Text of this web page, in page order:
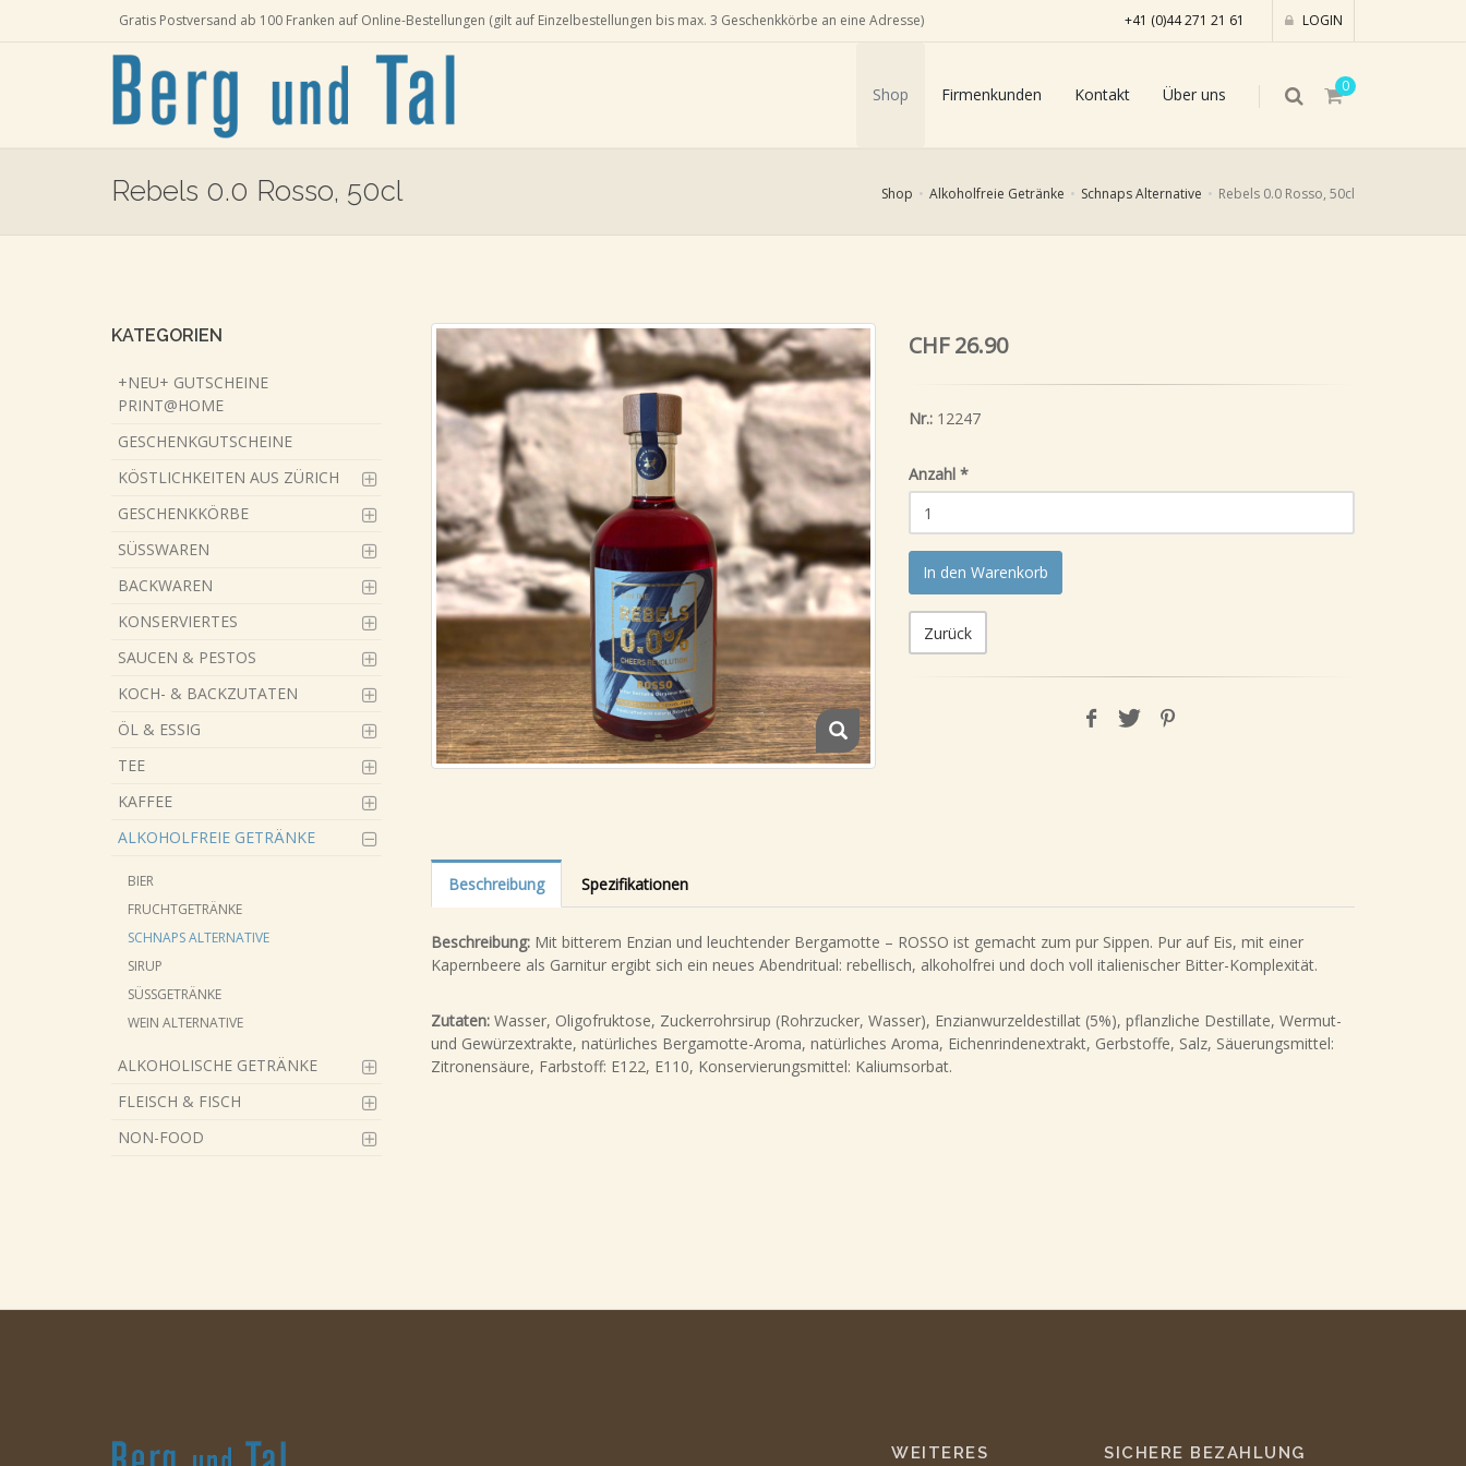
+41 (0)44 271 21 61 LOGIN
Gratis Postversand ab 100 Franken auf Online-Bestellungen (gilt auf Einzelbestellungen bis max. 3 Geschenkkörbe an eine Adresse)
0
Shop Firmenkunden Kontakt Über uns
Rebels 0.0 Rosso, 50cl Shop Alkoholfreie Getränke Schnaps Alternative Rebels 0.0 Rosso, 50cl
KATEGORIEN
+NEU+ GUTSCHEINE
PRINT@HOME
GESCHENKGUTSCHEINE
KÖSTLICHKEITEN AUS ZÜRICH
GESCHENKKÖRBE
SÜSSWAREN
BACKWAREN
KONSERVIERTES
SAUCEN & PESTOS
KOCH- & BACKZUTATEN
ÖL & ESSIG
TEE
KAFFEE
ALKOHOLFREIE GETRÄNKE
BIER
FRUCHTGETRÄNKE
SCHNAPS ALTERNATIVE
SIRUP
SÜSSGETRÄNKE
WEIN ALTERNATIVE
ALKOHOLISCHE GETRÄNKE
FLEISCH & FISCH
NON-FOOD
CHF 26.90
Nr.: 12247
Anzahl *
In den Warenkorb
Zurück
Beschreibung Spezifikationen
Beschreibung: Mit bitterem Enzian und leuchtender Bergamotte – ROSSO ist gemacht zum pur Sippen. Pur auf Eis, mit einer
Kapernbeere als Garnitur ergibt sich ein neues Abendritual: rebellisch, alkoholfrei und doch voll italienischer Bitter-Komplexität.
Zutaten: Wasser, Oligofruktose, Zuckerrohrsirup (Rohrzucker, Wasser), Enzianwurzeldestillat (5%), pflanzliche Destillate, Wermut-
und Gewürzextrakte, natürliches Bergamotte-Aroma, natürliches Aroma, Eichenrindenextrakt, Gerbstoffe, Salz, Säuerungsmittel:
Zitronensäure, Farbstoff: E122, E110, Konservierungsmittel: Kaliumsorbat.
WEITERES SICHERE BEZAHLUNG